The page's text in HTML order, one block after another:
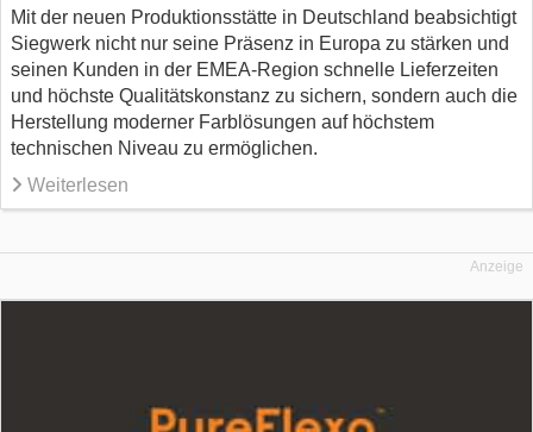
Mit der neuen Produktionsstätte in Deutschland beabsichtigt
Siegwerk nicht nur seine Präsenz in Europa zu stärken und
seinen Kunden in der EMEA-Region schnelle Lieferzeiten
und höchste Qualitätskonstanz zu sichern, sondern auch die
Herstellung moderner Farblösungen auf höchstem
technischen Niveau zu ermöglichen.
Weiterlesen
Anzeige